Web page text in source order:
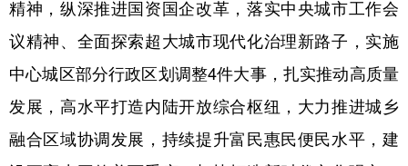
精神，纵深推进国资国企改革，落实中央城市工作会
议精神、全面探索超大城市现代化治理新路子，实施
中心城区部分行政区划调整4件大事，扎实推动高质量
发展，高水平打造内陆开放综合枢纽，大力推进城乡
融合区域协调发展，持续提升富民惠民便民水平，建